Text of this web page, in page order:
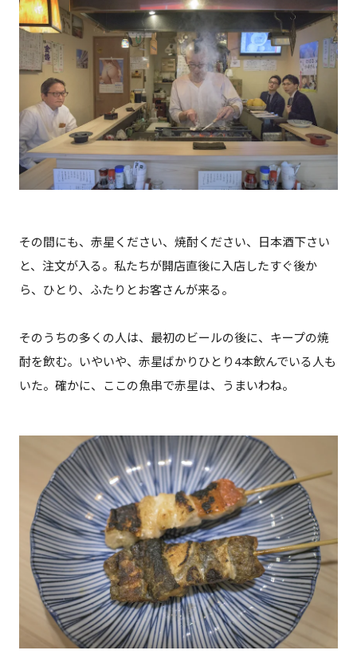
その間にも、赤星ください、焼酎ください、日本酒下さい
と、注文が入る。私たちが開店直後に入店したすぐ後か
ら、ひとり、ふたりとお客さんが来る。
そのうちの多くの人は、最初のビールの後に、キープの焼
酎を飲む。いやいや、赤星ばかりひとり4本飲んでいる人も
いた。確かに、ここの魚串で赤星は、うまいわね。